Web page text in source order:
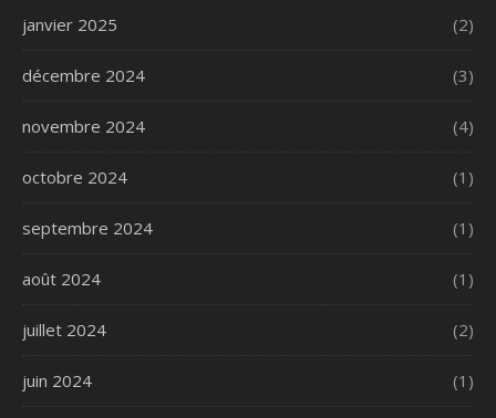
janvier 2025 (2)
décembre 2024 (3)
novembre 2024 (4)
octobre 2024 (1)
septembre 2024 (1)
août 2024 (1)
juillet 2024 (2)
juin 2024 (1)